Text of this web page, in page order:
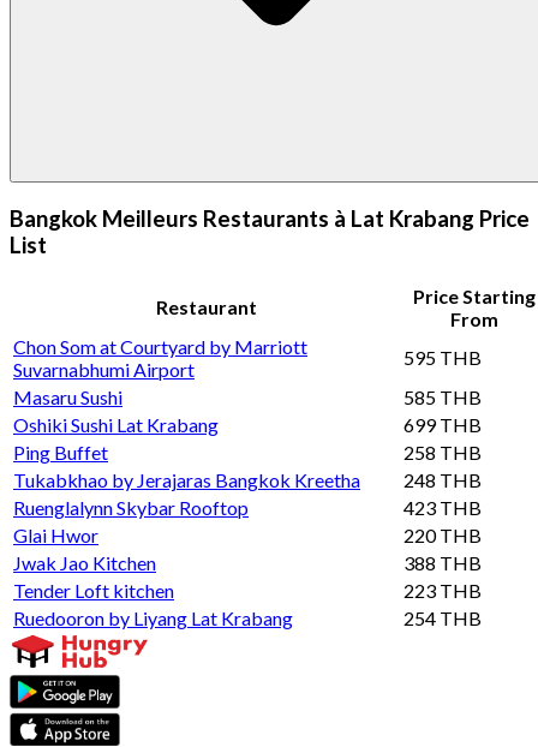
Bangkok Meilleurs Restaurants à Lat Krabang Price
List
Restaurant
Price Starting
From
Chon Som at Courtyard by Marriott
Suvarnabhumi Airport
595 THB
Masaru Sushi
585 THB
Oshiki Sushi Lat Krabang
699 THB
Ping Buffet
258 THB
Tukabkhao by Jerajaras Bangkok Kreetha
248 THB
Ruenglalynn Skybar Rooftop
423 THB
Glai Hwor
220 THB
Jwak Jao Kitchen
388 THB
Tender Loft kitchen
223 THB
Ruedooron by Liyang Lat Krabang
254 THB